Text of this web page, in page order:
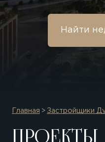
Найти
Главная Застройщики